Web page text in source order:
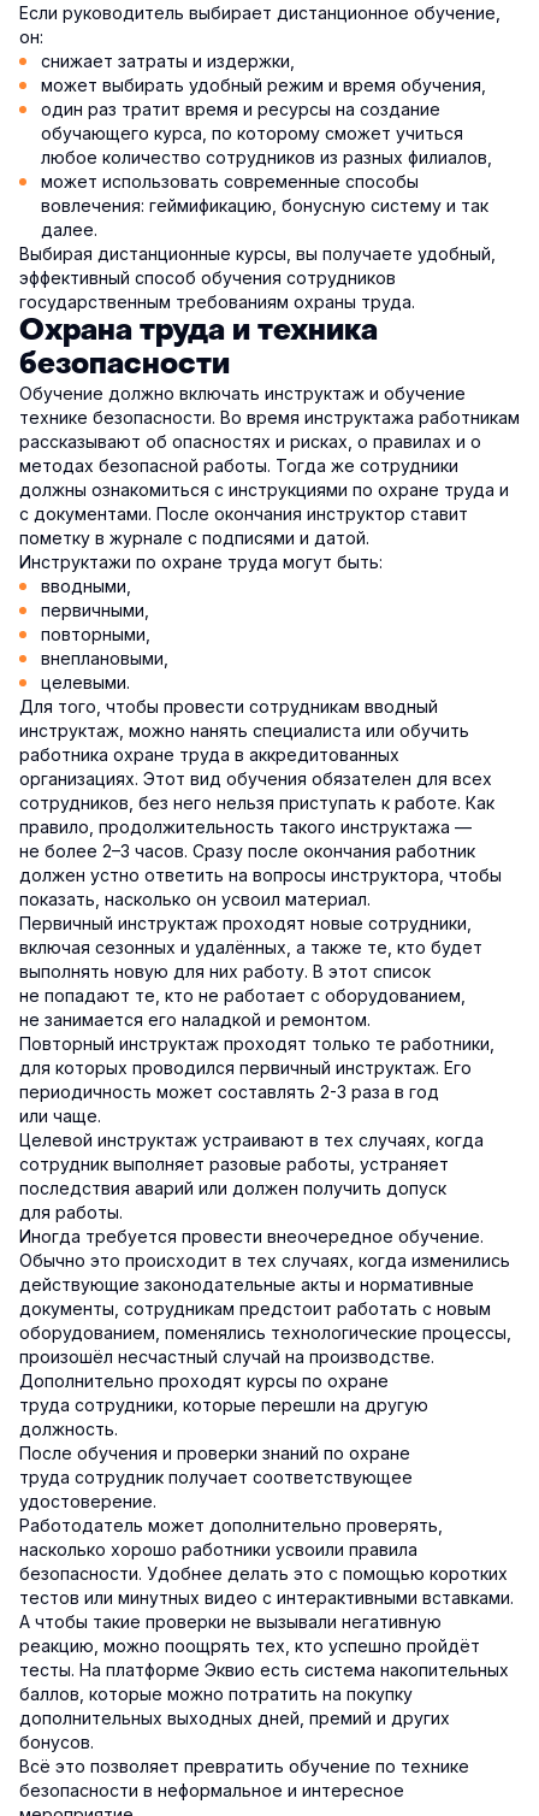
Если руководитель выбирает дистанционное обучение,
он:
снижает затраты и издержки,
может выбирать удобный режим и время обучения,
один раз тратит время и ресурсы на создание
обучающего курса, по которому сможет учиться
любое количество сотрудников из разных филиалов,
может использовать современные способы
вовлечения: геймификацию, бонусную систему и так
далее.
Выбирая дистанционные курсы, вы получаете удобный,
эффективный способ обучения сотрудников
государственным требованиям охраны труда.
Охрана труда и техника
безопасности
Обучение должно включать инструктаж и обучение
технике безопасности. Во время инструктажа работникам
рассказывают об опасностях и рисках, о правилах и о
методах безопасной работы. Тогда же сотрудники
должны ознакомиться с инструкциями по охране труда и
с документами. После окончания инструктор ставит
пометку в журнале с подписями и датой.
Инструктажи по охране труда могут быть:
вводными,
первичными,
повторными,
внеплановыми,
целевыми.
Для того, чтобы провести сотрудникам вводный
инструктаж, можно нанять специалиста или обучить
работника охране труда в аккредитованных
организациях. Этот вид обучения обязателен для всех
сотрудников, без него нельзя приступать к работе. Как
правило, продолжительность такого инструктажа —
не более 2–3 часов. Сразу после окончания работник
должен устно ответить на вопросы инструктора, чтобы
показать, насколько он усвоил материал.
Первичный инструктаж проходят новые сотрудники,
включая сезонных и удалённых, а также те, кто будет
выполнять новую для них работу. В этот список
не попадают те, кто не работает с оборудованием,
не занимается его наладкой и ремонтом.
Повторный инструктаж проходят только те работники,
для которых проводился первичный инструктаж. Его
периодичность может составлять 2-3 раза в год
или чаще.
Целевой инструктаж устраивают в тех случаях, когда
сотрудник выполняет разовые работы, устраняет
последствия аварий или должен получить допуск
для работы.
Иногда требуется провести внеочередное обучение.
Обычно это происходит в тех случаях, когда изменились
действующие законодательные акты и нормативные
документы, сотрудникам предстоит работать с новым
оборудованием, поменялись технологические процессы,
произошёл несчастный случай на производстве.
Дополнительно проходят курсы по охране
труда сотрудники, которые перешли на другую
должность.
После обучения и проверки знаний по охране
труда сотрудник получает соответствующее
удостоверение.
Работодатель может дополнительно проверять,
насколько хорошо работники усвоили правила
безопасности. Удобнее делать это с помощью коротких
тестов или минутных видео с интерактивными вставками.
А чтобы такие проверки не вызывали негативную
реакцию, можно поощрять тех, кто успешно пройдёт
тесты. На платформе Эквио есть система накопительных
баллов, которые можно потратить на покупку
дополнительных выходных дней, премий и других
бонусов.
Всё это позволяет превратить обучение по технике
безопасности в неформальное и интересное